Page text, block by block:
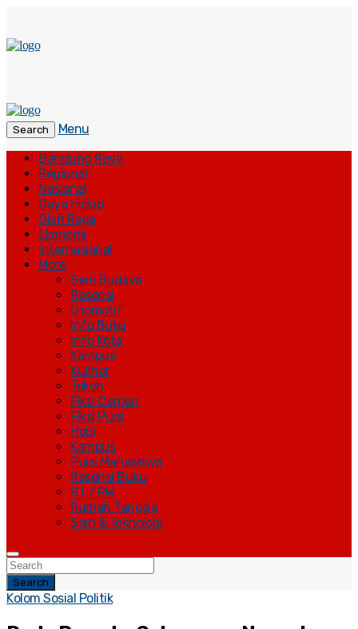
Search
Menu
Bandung Raya
Regional
Nasional
Gaya Hidup
Olah Raga
Ekonomi
Internasional
More
Seni Budaya
Resensi
Otomotif
Info Buku
Info Kota
Kampus
Kuliner
Tokoh
Fiksi Cerpen
Fiksi Puisi
Hobi
Kampus
Puisi Mahasiswa
Resensi Buku
RT / RW
Rumah Tangga
Sain & Teknologi
Search
Kolom Sosial Politik